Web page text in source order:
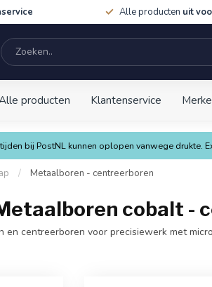
Alle producten uit
producten Klantenservice
bij PostNL kunnen oplopen vanwege drukte.
/ Metaalboren - centreerboren
cobalt -
centreerboren voor precisiewerk met